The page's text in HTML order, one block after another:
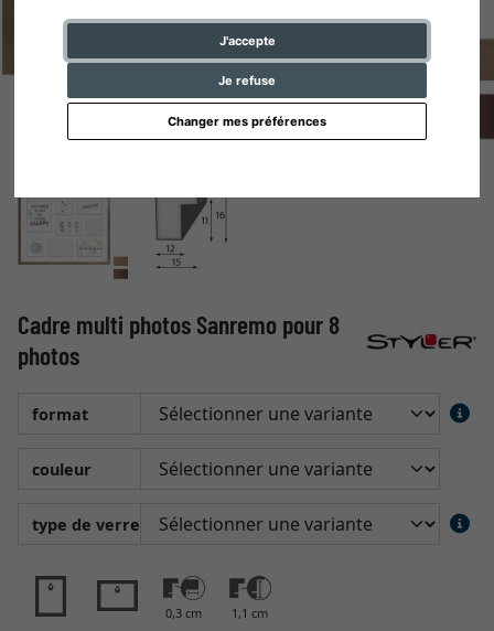
J'accepte
Je refuse
Changer mes préférences
Cadre multi photos Sanremo pour 8
photos
format
couleur
type de verre
0,3 cm 1,1 cm